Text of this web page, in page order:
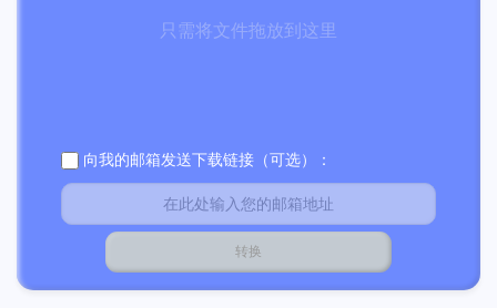
只需将文件拖放到这里
向我的邮箱发送下载链接（可选）：